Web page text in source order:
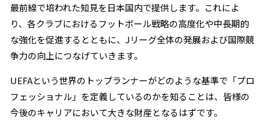
最前線で培われた知見を日本国内で提供します。これによ
り、各クラブにおけるフットボール戦略の高度化や中長期的
な強化を促進するとともに、Jリーグ全体の発展および国際競
争力の向上につなげていきます。
UEFAという世界のトップランナーがどのような基準で「プロ
フェッショナル」を定義しているのかを知ることは、皆様の
今後のキャリアにおいて大きな財産となるはずです。